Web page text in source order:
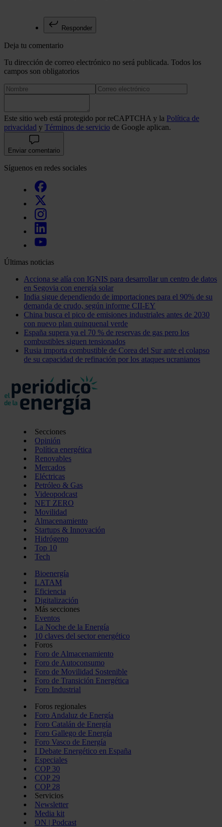
Responder
Deja tu comentario
Tu dirección de correo electrónico no será publicada. Todos los
campos son obligatorios
Este sitio web está protegido por reCAPTCHA y la Política de
privacidad y Términos de servicio de Google aplican.
Enviar comentario
Síguenos en redes sociales
Últimas noticias
Acciona se alía con IGNIS para desarrollar un centro de datos
en Segovia con energía solar
India sigue dependiendo de importaciones para el 90% de su
demanda de crudo, según informe CII-EY
China busca el pico de emisiones industriales antes de 2030
con nuevo plan quinquenal verde
España supera ya el 70 % de reservas de gas pero los
combustibles siguen tensionados
Rusia importa combustible de Corea del Sur ante el colapso
de su capacidad de refinación por los ataques ucranianos
Secciones
Opinión
Política energética
Renovables
Mercados
Eléctricas
Petróleo & Gas
Videopodcast
NET ZERO
Movilidad
Almacenamiento
Startups & Innovación
Hidrógeno
Top 10
Tech
Bioenergía
LATAM
Eficiencia
Digitalización
Más secciones
Eventos
La Noche de la Energía
10 claves del sector energético
Foros
Foro de Almacenamiento
Foro de Autoconsumo
Foro de Movilidad Sostenible
Foro de Transición Energética
Foro Industrial
Foros regionales
Foro Andaluz de Energía
Foro Catalán de Energía
Foro Gallego de Energía
Foro Vasco de Energía
I Debate Energético en España
Especiales
COP 30
COP 29
COP 28
Servicios
Newsletter
Media kit
ON | Podcast